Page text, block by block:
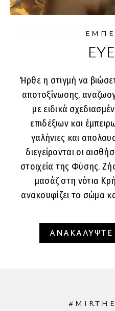
Ήρθε η στιγμή να
αποτοξίνωσης,
με ειδικά
επιδέξιων και
γαλήνιες και
διεγείρονται οι
στοιχεία της Φύσης.
μασάζ στη νότια
ανακουφίζει το σώμα
ΑΝΑΚΑΛΥΨΤΕ